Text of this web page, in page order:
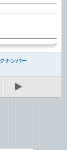
ナンバー